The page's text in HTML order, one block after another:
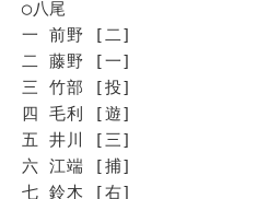
◯八尾
一 前野 [二]
二 藤野 [一]
三 竹部 [投]
四 毛利 [遊]
五 井川 [三]
六 江端 [捕]
七 鈴木 [右]